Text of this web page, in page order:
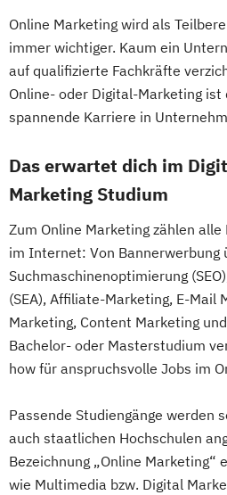
Online Marketing wird als
immer wichtiger. Kaum ein
auf qualifizierte Fachkräfte
Online- oder Digital-Marketing
spannende Karriere in
Das erwartet dich im
Marketing Studium
Zum Online Marketing zählen
im Internet: Von Bannerwerbung
Suchmaschinenoptimierung
(SEA), Affiliate-Marketing, E-Mail
Marketing, Content Marketing
Bachelor- oder Masterstudium
how für anspruchsvolle Jobs im
Passende Studiengänge werden
auch staatlichen Hochschulen
Bezeichnung „Online Marketing“
wie Multimedia bzw. Digital